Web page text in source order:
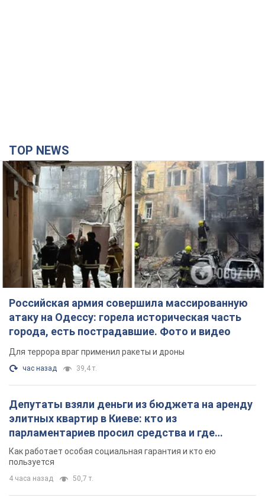
TOP NEWS
Российская армия совершила массированную
атаку на Одессу: горела историческая часть
города, есть пострадавшие. Фото и видео
Для террора враг применил ракеты и дроны
час назад 39,4 т.
Депутаты взяли деньги из бюджета на аренду
элитных квартир в Киеве: кто из
парламентариев просил средства и где
поселился
Как работает особая социальная гарантия и кто ею
пользуется
4 часа назад 50,7 т.